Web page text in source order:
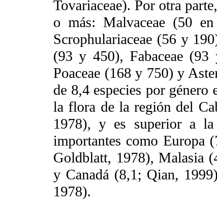
Tovariaceae). Por otra
o más: Malvaceae (50
Scrophulariaceae (56 y
(93 y 450), Fabaceae
Poaceae (168 y 750) y
de 8,4 especies por género
la flora de la región del
1978), y es superior a la
importantes como Europa
Goldblatt, 1978), Malasia
y Canadá (8,1; Qian,
1978).